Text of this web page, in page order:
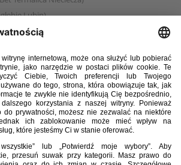
Lubin)
Pruszków)
Białystok)
Gdynia)
Rodos)